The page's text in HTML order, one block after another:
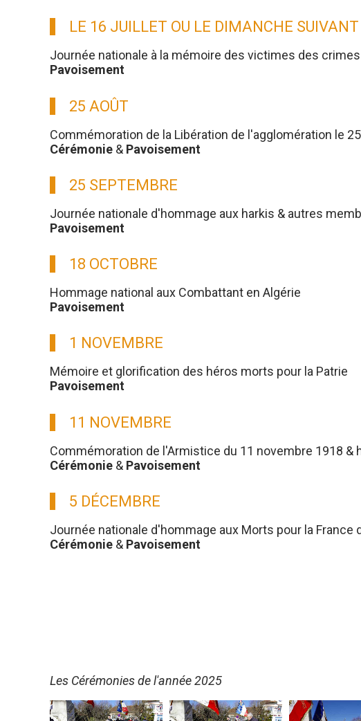
LE 16 JUILLET OU LE DIMANCHE SUIVANT
Journée nationale à la mémoire des victimes des
Pavoisement
25 AOÛT
Commémoration de la Libération de l'agglomération le
Cérémonie & Pavoisement
25 SEPTEMBRE
Journée nationale d'hommage aux harkis & autres
Pavoisement
18 OCTOBRE
Hommage national aux Combattant en Algérie
Pavoisement
1 NOVEMBRE
Mémoire et glorification des héros morts pour la Patrie
Pavoisement
11 NOVEMBRE
Commémoration de l'Armistice du 11 novembre 1918 &
Cérémonie & Pavoisement
5 DÉCEMBRE
Journée nationale d'hommage aux Morts pour la
Cérémonie & Pavoisement
Les Cérémonies de l'année 2025